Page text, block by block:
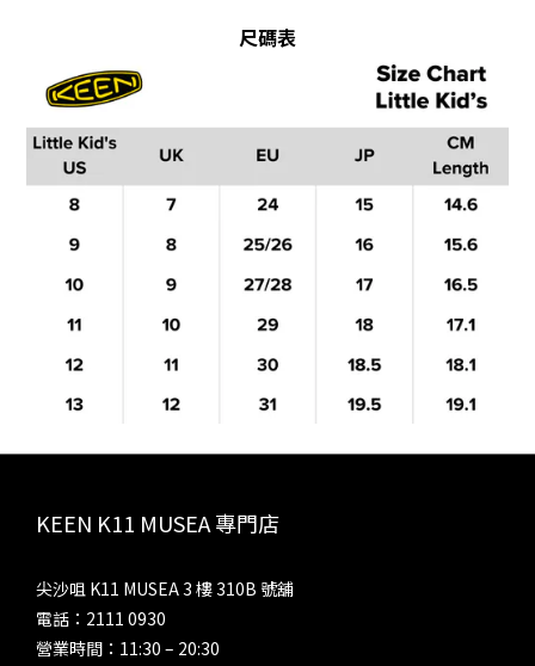
尺碼表
KEEN K11 MUSEA 專門店
尖沙咀 K11 MUSEA 3 樓 310B 號舖
電話：2111 0930
營業時間：11:30 – 20:30